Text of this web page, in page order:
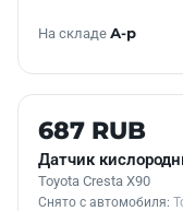
На складе А-р
Б/У В НАЛИЧИИ
687 RUB
Датчик
Toyota Cresta X90
Снято с автомобиля: